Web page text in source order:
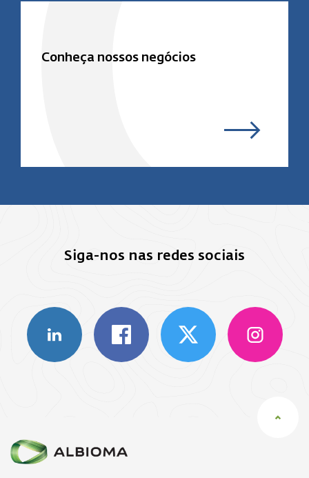
Conheça nossos negócios
Siga-nos nas redes sociais